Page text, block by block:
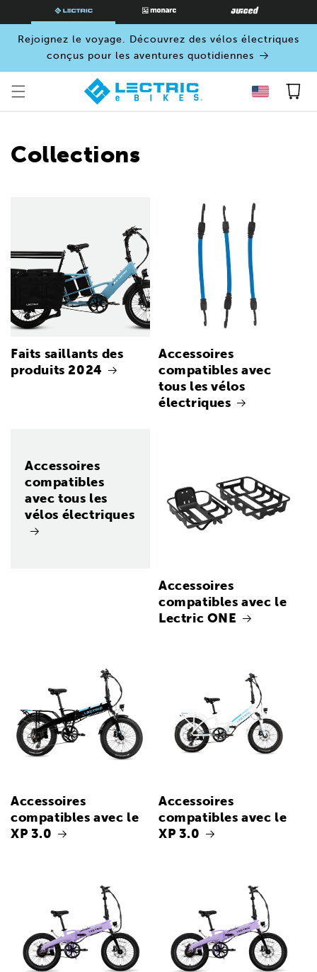
Rejoignez le voyage. Découvrez des vélos électriques
conçus pour les aventures quotidiennes
Panier
Collections
Faits saillants des
produits 2024
Accessoires
compatibles avec
tous les vélos
électriques
Accessoires
compatibles
avec tous les
vélos électriques
Accessoires
compatibles avec le
Lectric ONE
Accessoires
compatibles avec le
XP 3.0
Accessoires
compatibles avec le
XP 3.0